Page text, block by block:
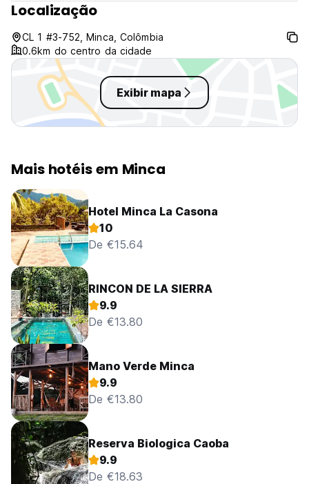
Localização
CL 1 #3-752, Minca, Colômbia
0.6km do centro da cidade
Exibir mapa
Mais hotéis em Minca
Hotel Minca La Casona
10
De €15.64
RINCON DE LA SIERRA
9.9
De €13.80
Mano Verde Minca
9.9
De €13.80
Reserva Biologica Caoba
9.9
De €18.63